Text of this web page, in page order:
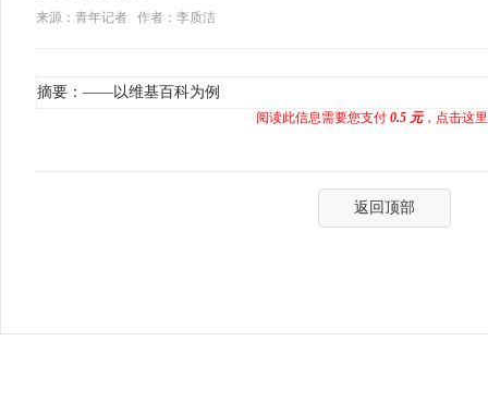
来源：青年记者
作者：李质洁
摘要：——以维基百科为例
阅读此信息需要您支付 0.5 元，点击这
返回顶部